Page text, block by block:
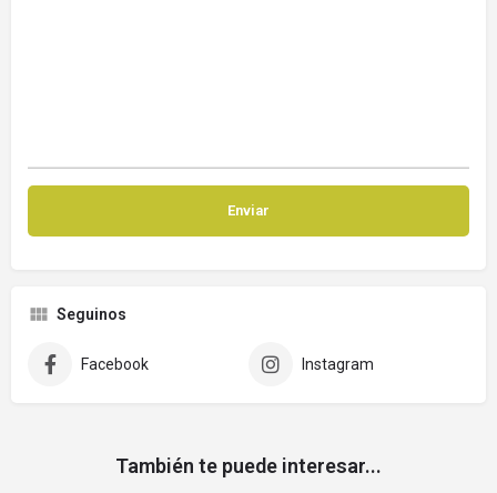
Seguinos
Facebook Instagram
También te puede interesar...